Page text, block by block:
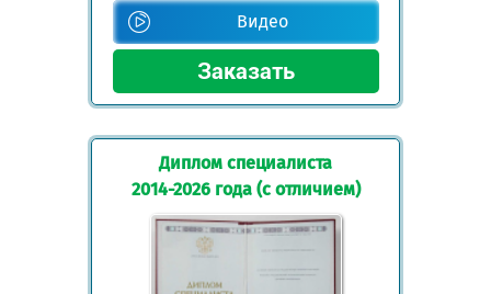
Видео
Диплом специалиста
2014-2026 года (с отличием)